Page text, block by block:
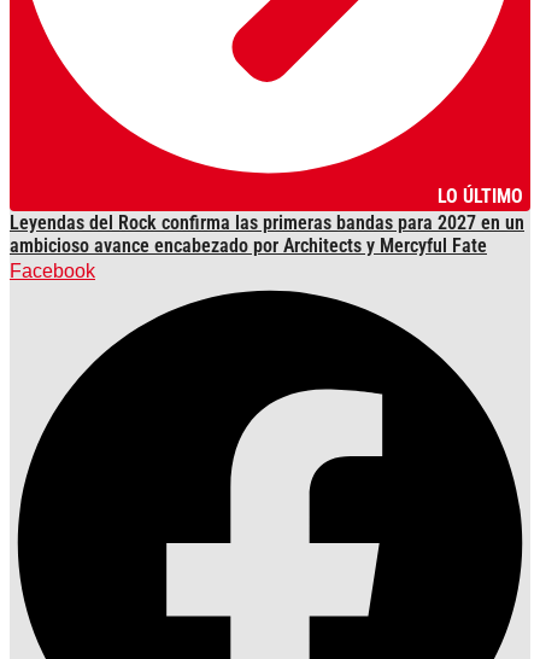
LO ÚLTIMO
Leyendas del Rock confirma las primeras bandas para 2027 en un
ambicioso avance encabezado por Architects y Mercyful Fate
Facebook